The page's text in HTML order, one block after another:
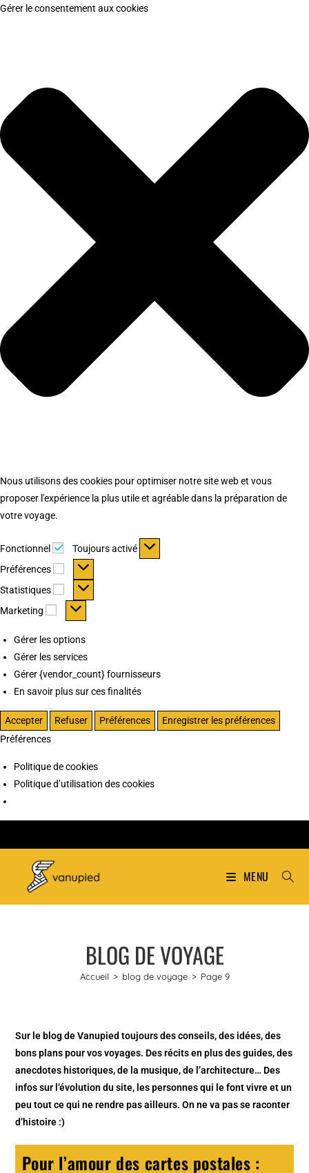
Gérer le consentement aux cookies
Nous utilisons des cookies pour optimiser notre site web et vous
proposer l'expérience la plus utile et agréable dans la préparation de
votre voyage.
Fonctionnel Fonctionnel
Toujours activé
Préférences
Préférences
Statistiques Statistiques
Marketing Marketing
Gérer les options
Gérer les services
Gérer {vendor_count} fournisseurs
En savoir plus sur ces finalités
Accepter Refuser Préférences
Enregistrer les préférences
Préférences
Politique de cookies
Politique d’utilisation des cookies
MENU
BLOG DE VOYAGE
Accueil > blog de voyage > Page 9
Sur le blog de Vanupied toujours des conseils, des idées, des
bons plans pour vos voyages. Des récits en plus des guides, des
anecdotes historiques, de la musique, de l’architecture… Des
infos sur l’évolution du site, les personnes qui le font vivre et un
peu tout ce qui ne rendre pas ailleurs. On ne va pas se raconter
d’histoire :)
Pour l’amour des cartes postales :